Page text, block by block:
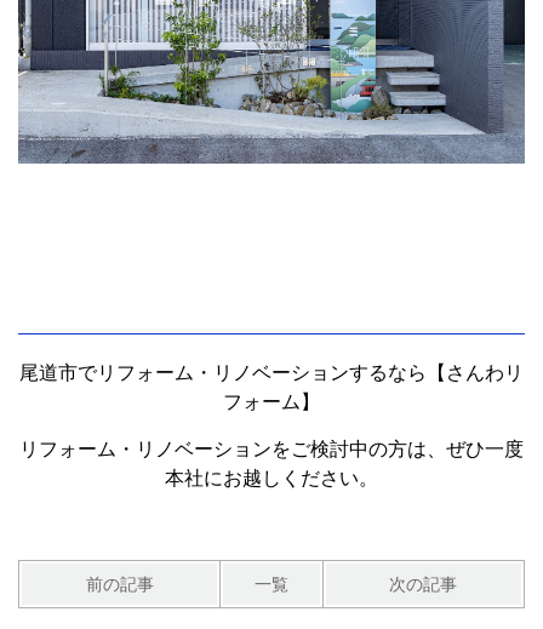
尾道市でリフォーム・リノベーションするなら【さんわリ
フォーム】
リフォーム・リノベーションをご検討中の方は、ぜひ一度
本社にお越しください。
前の記事 一覧 次の記事